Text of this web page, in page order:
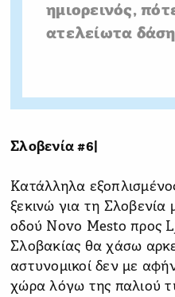
ημιορεινός,
ατελείωτα
Σλοβενία #6|
Κατάλληλα
ξεκινώ για τη Σλοβενία
οδού Novo Mesto προς
Σλοβακίας θα χάσω
αστυνομικοί δεν με
χώρα λόγω της παλιού